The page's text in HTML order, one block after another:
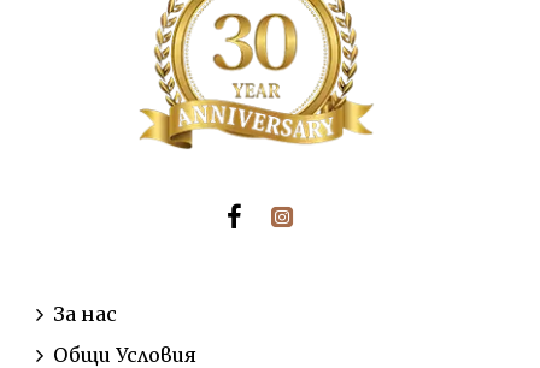
За нас
Общи Условия